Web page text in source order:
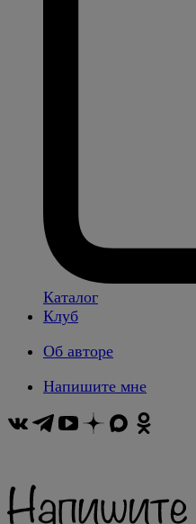
Каталог
Клуб
Об авторе
Напишите мне